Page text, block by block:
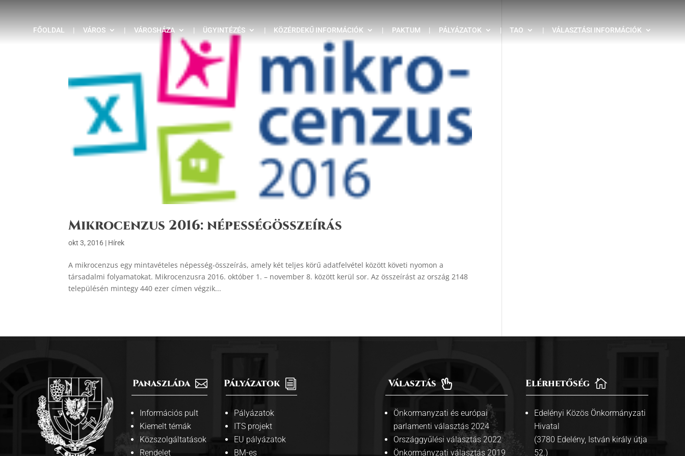
FŐOLDAL | VÁROS | VÁROSHÁZA | ÜGYINTÉZÉS | KÖZÉRDEKŰ INFORMÁCIÓK | PAKTUM | PÁLYÁZATOK | TAO | VÁLASZTÁSI INFORMÁCIÓK
Mikrocenzus 2016: népességösszeírás
okt 3, 2016 | Hírek
A mikrocenzus egy mintavételes népesség-összeírás, amely két teljes körű adatfelvétel között követi nyomon a
társadalmi folyamatokat. Mikrocenzusra 2016. október 1. – november 8. között kerül sor. Az összeírást az ország 2148
településén mintegy 440 ezer címen végzik...

Panaszláda
Információs pult
Kiemelt témák
Közszolgáltatások
Rendelet
i
Pályázatok
Pályázatok
ITS projekt
EU pályázatok
BM-es

Választás
Önkormanyzati és európai
parlamenti választás 2024
Országgyűlési választás 2022
Önkormányzati választás 2019

Elérhetőség
Edelényi Közös Önkormányzati
Hivatal
(3780 Edelény, István király útja
52.)